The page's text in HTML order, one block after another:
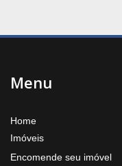
Menu
Home
Imóveis
Encomende seu imóvel